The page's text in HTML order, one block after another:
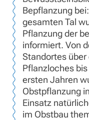
Bepflanzung
gesamten Tal
Pflanzung der
informiert. Von
Standortes
Pflanzloches
ersten Jahren
Obstpflanzung
Einsatz
im Obstbau